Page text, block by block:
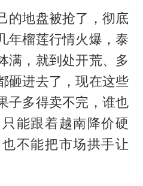
的地盘被抢了，彻底
年榴莲行情火爆，泰
满，就到处开荒、多
砸进去了，现在这些
子多得卖不完，谁也
能跟着越南降价硬
不能把市场拱手让